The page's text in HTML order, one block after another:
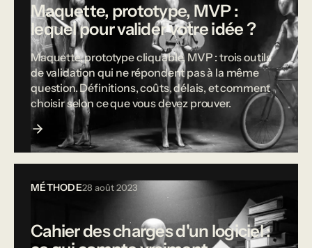
Maquette, prototype, MVP :
lequel pour valider votre idée ?
Maquette, prototype cliquable, MVP : trois outils
de validation qui ne répondent pas à la même
question. Définitions, coûts, délais, et comment
choisir selon ce que vous devez prouver.
MÉTHODE28 août 2023
Cahier des charges d'un logiciel :